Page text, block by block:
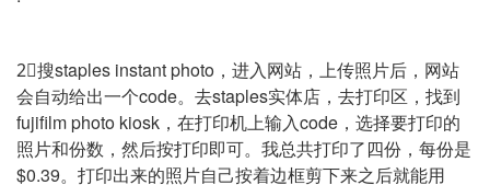
2⃣️搜staples instant photo，进入网站，上传照片后，网站
会自动给出一个code。去staples实体店，去打印区，找到
fujifilm photo kiosk，在打印机上输入code，选择要打印的
照片和份数，然后按打印即可。我总共打印了四份，每份是
$0.39。打印出来的照片自己按着边框剪下来之后就能用